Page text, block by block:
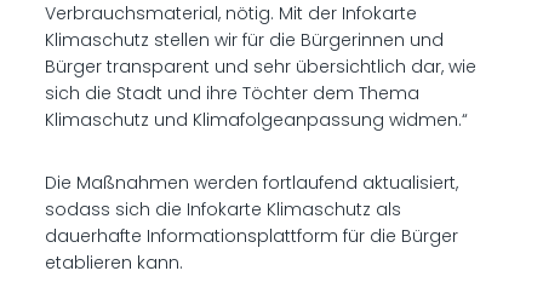
Verbrauchsmaterial, nötig. Mit der Infokarte
Klimaschutz stellen wir für die Bürgerinnen und
Bürger transparent und sehr übersichtlich dar, wie
sich die Stadt und ihre Töchter dem Thema
Klimaschutz und Klimafolgeanpassung widmen.“
Die Maßnahmen werden fortlaufend aktualisiert,
sodass sich die Infokarte Klimaschutz als
dauerhafte Informationsplattform für die Bürger
etablieren kann.